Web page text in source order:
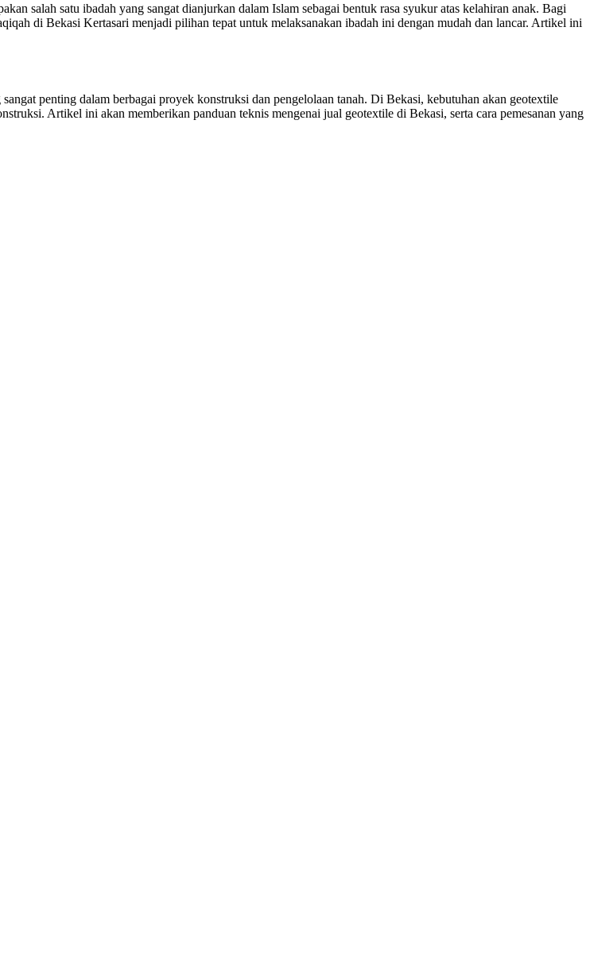
salah satu ibadah yang sangat dianjurkan dalam Islam sebagai bentuk rasa syukur atas kelahiran anak. Bagi
di Bekasi Kertasari menjadi pilihan tepat untuk melaksanakan ibadah ini dengan mudah dan lancar. Artikel ini
penting dalam berbagai proyek konstruksi dan pengelolaan tanah. Di Bekasi, kebutuhan akan geotextile
Artikel ini akan memberikan panduan teknis mengenai jual geotextile di Bekasi, serta cara pemesanan yang